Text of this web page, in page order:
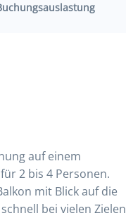
auf einem
2 bis 4 Personen.
mit Blick auf die
bei vielen Zielen